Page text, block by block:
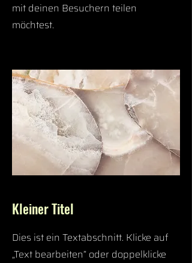
mit deinen Besuchern teilen
möchtest.
Kleiner Titel
Dies ist ein Textabschnitt. Klicke auf
„Text bearbeiten” oder doppelklicke